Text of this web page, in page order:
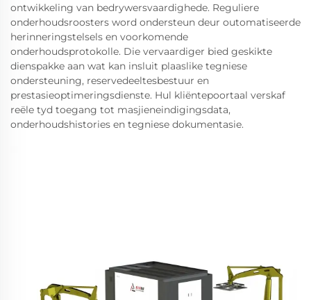
ontwikkeling van bedrywersvaardighede. Reguliere
onderhoudsroosters word ondersteun deur outomatiseerde
herinneringstelsels en voorkomende
onderhoudsprotokolle. Die vervaardiger bied geskikte
dienspakke aan wat kan insluit plaaslike tegniese
ondersteuning, reservedeeltesbestuur en
prestasieoptimeringsdienste. Hul kliëntepoortaal verskaf
reële tyd toegang tot masjieneindigingsdata,
onderhoudshistories en tegniese dokumentasie.